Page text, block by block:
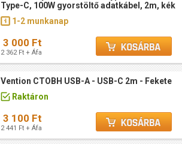
Type-C, 100W gyorstöltő adatkábel, 2m, kék
1-2 munkanap
3 000 Ft
2 362 Ft + Áfa
Vention CTOBH USB-A - USB-C 2m - Fekete
Raktáron
3 100 Ft
2 441 Ft + Áfa